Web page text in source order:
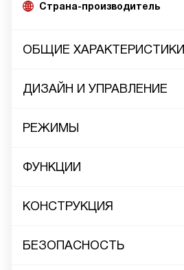
Страна-производитель
ОБЩИЕ ХАРАКТЕРИСТИКИ
ДИЗАЙН И УПРАВЛЕНИЕ
РЕЖИМЫ
ФУНКЦИИ
КОНСТРУКЦИЯ
БЕЗОПАСНОСТЬ